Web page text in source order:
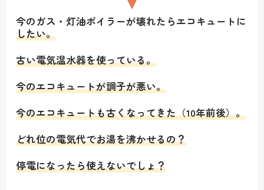
今のガス・灯油ボイラーが壊れたらエコキュートに
したい。
古い電気温水器を使っている。
今のエコキュートが調子が悪い。
今のエコキュートも古くなってきた（10年前後）。
どれ位の電気代でお湯を沸かせるの？
停電になったら使えないでしょ？